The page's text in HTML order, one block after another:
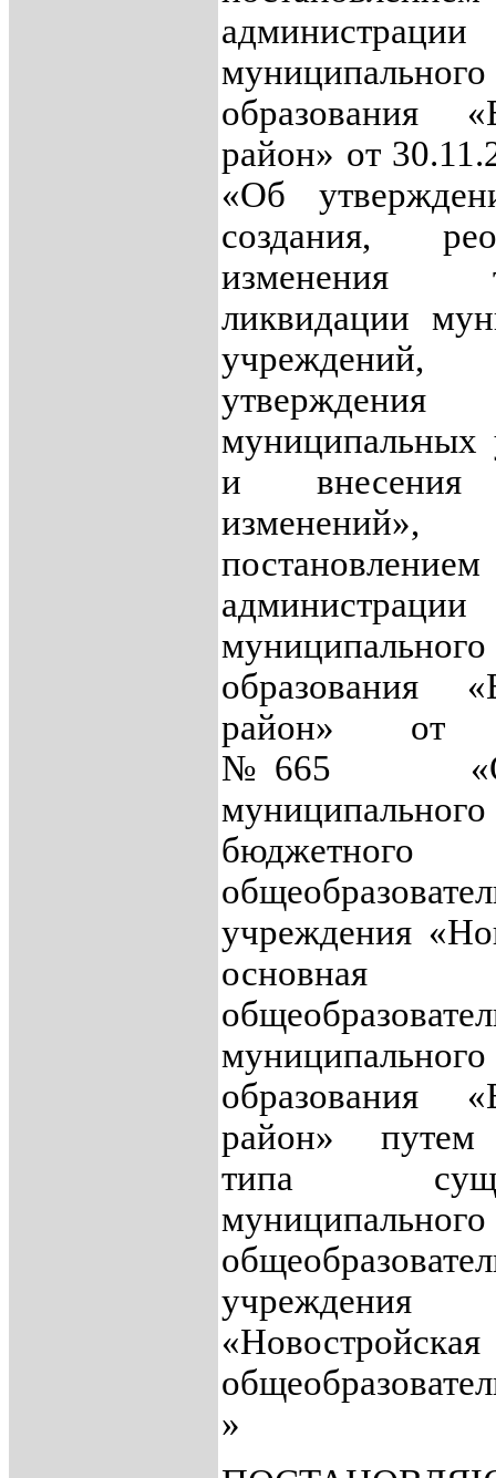
администрации
муниципального
образования
район» от
«Об
создания,
ликвидации
муниципальных
и
изменений»,
постановлением
администрации
муниципального
образования
район» от
№665 «О
муниципального
бюджетного
учреждения
основная
муниципального
образования
район» путем
типа
муниципального
учреждения
»